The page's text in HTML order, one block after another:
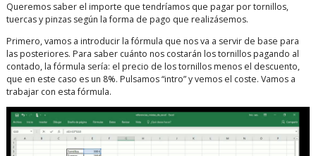
Queremos saber el importe que tendríamos que pagar por tornillos,
tuercas y pinzas según la forma de pago que realizásemos.
Primero, vamos a introducir la fórmula que nos va a servir de base para
las posteriores. Para saber cuánto nos costarán los tornillos pagando al
contado, la fórmula sería: el precio de los tornillos menos el descuento,
que en este caso es un 8%. Pulsamos “intro” y vemos el coste. Vamos a
trabajar con esta fórmula.